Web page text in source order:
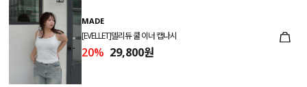
MADE
[EVELLET]델리듀 쿨 이너 캡나시
20% 29,800원